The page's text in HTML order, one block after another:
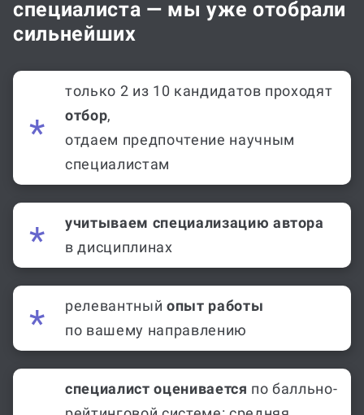
специалиста — мы уже отобрали
сильнейших
только 2 из 10 кандидатов проходят
отбор,
отдаем предпочтение научным
специалистам
учитываем специализацию автора
в дисциплинах
релевантный опыт работы
по вашему направлению
специалист оценивается по балльно-